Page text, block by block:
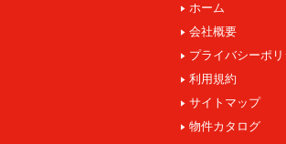
ホーム
会社概要
プライバシーポ
利用規約
サイトマップ
物件カタログ